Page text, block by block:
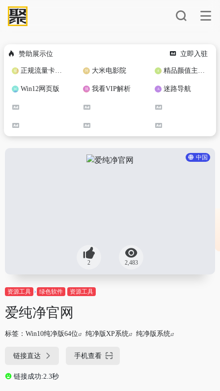
赞助展示位 立即入驻
正规流量卡免费加盟合作 大米电影院 精品颜值主播定制
Win12网页版 我看VIP解析 迷路导航
中国
2 2,483
资源工具 绿色软件 资源工具
爱纯净官网
标签： Win10纯净版64位 纯净版XP系统 纯净版系统
链接直达 手机查看
链接成功:2.3秒